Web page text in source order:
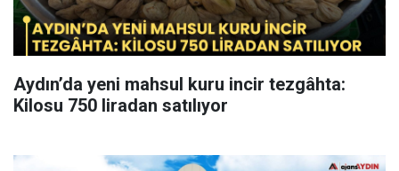
Aydın’da yeni mahsul kuru incir tezgâhta:
Kilosu 750 liradan satılıyor